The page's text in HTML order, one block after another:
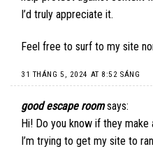
I’d truly appreciate it.
Feel free to surf to my site
31 THÁNG 5, 2024 AT 8:52 SÁNG
good escape room says:
Hi! Do you know if they make
I’m trying to get my site to